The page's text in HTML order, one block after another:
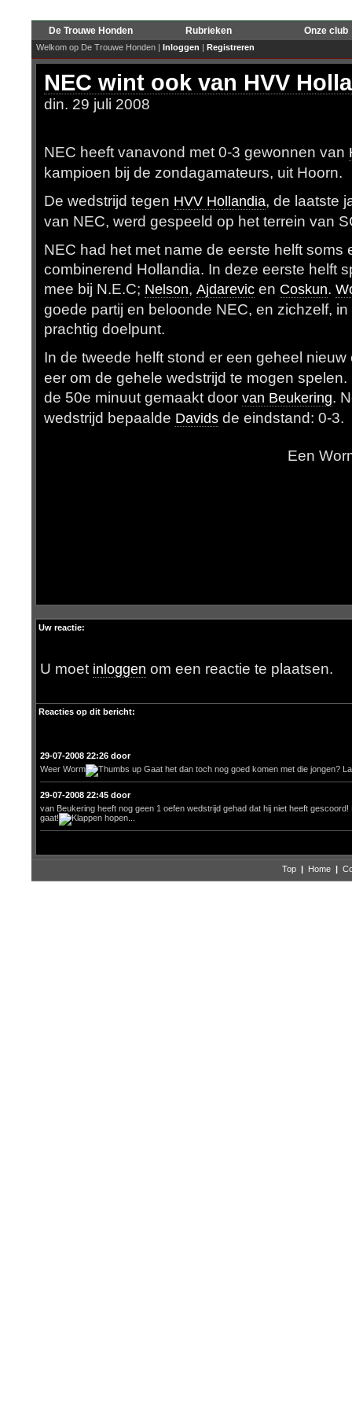
De Trouwe Honden Rubrieken Onze club
Welkom op De Trouwe Honden | Inloggen | Registreren
NEC wint ook van HVV
din. 29 juli 2008
NEC heeft vanavond met 0-3 gewonnen van
kampioen bij de zondagamateurs, uit Hoorn.
De wedstrijd tegen HVV Hollandia, de laatste
van NEC, werd gespeeld op het terrein van
NEC had het met name de eerste helft soms
combinerend Hollandia. In deze eerste helft
mee bij N.E.C; Nelson, Ajdarevic en Coskun.
goede partij en beloonde NEC, en zichzelf,
prachtig doelpunt.
In de tweede helft stond er een geheel
eer om de gehele wedstrijd te mogen
de 50e minuut gemaakt door van Beukering.
wedstrijd bepaalde Davids de eindstand: 0-3.
Een Worm in
Uw reactie:
U moet inloggen om een reactie te plaatsen.
Reacties op dit bericht:
29-07-2008 22:26 door
Weer Worm
Gaat het dan toch nog goed komen met die jongen?
29-07-2008 22:45 door
van Beukering heeft nog geen 1 oefen wedstrijd gehad dat hij niet heeft
gaat!
hopen...
Top | Home |